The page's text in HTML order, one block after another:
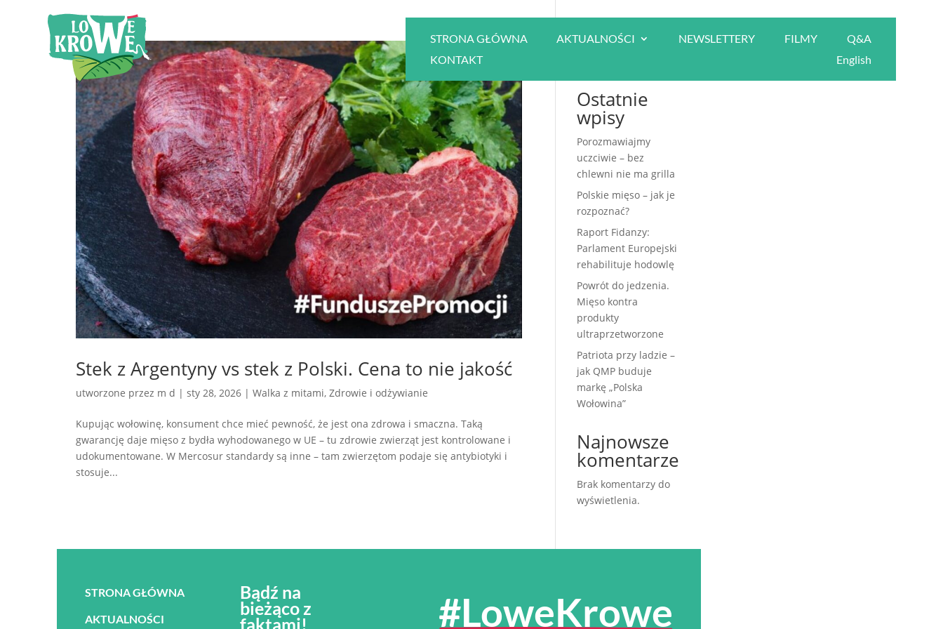
STRONA GŁÓWNA AKTUALNOŚCI NEWSLETTERY FILMY
Q&A
KONTAKT
English
Stek z Argentyny vs stek z Polski. Cena to nie jakość
utworzone przez m d | sty 28, 2026 | Walka z mitami, Zdrowie i odżywianie
Kupując wołowinę, konsument chce mieć pewność, że jest ona zdrowa i smaczna. Taką
gwarancję daje mięso z bydła wyhodowanego w UE – tu zdrowie zwierząt jest kontrolowane i
udokumentowane. W Mercosur standardy są inne – tam zwierzętom podaje się antybiotyki i
stosuje...
Ostatnie
wpisy
Porozmawiajmy
uczciwie – bez
chlewni nie ma grilla
Polskie mięso – jak je
rozpoznać?
Raport Fidanzy:
Parlament Europejski
rehabilituje hodowlę
Powrót do jedzenia.
Mięso kontra
produkty
ultraprzetworzone
Patriota przy ladzie –
jak QMP buduje
markę „Polska
Wołowina”
Najnowsze
komentarze
Brak komentarzy do
wyświetlenia.
STRONA GŁÓWNA
AKTUALNOŚCI
Bądź na
bieżąco z
faktami! #LoweKrowe